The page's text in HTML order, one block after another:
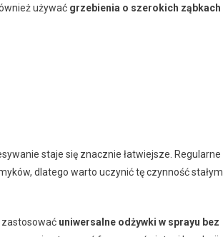
używać grzebienia o szerokich ząbkach
staje się znacznie łatwiejsze. Regularne
dlatego warto uczynić tę czynność stałym
zastosować uniwersalne odżywki w sprayu bez